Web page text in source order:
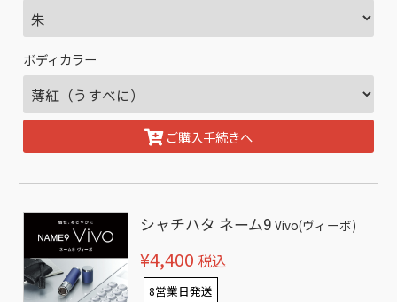
ボディカラー
ご購入手続きへ
シャチハタ ネーム9Vivo(ヴィーボ)
¥4,400 税込
8営業日発送